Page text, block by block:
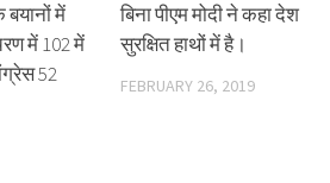
में
में 102 में
52
बिना पीएम मोदी ने कहा देश
सुरक्षित हाथों में है।
FEBRUARY 26, 2019